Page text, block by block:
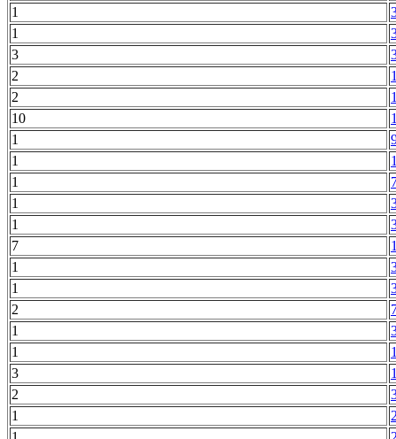
1
1
3
2
2
10
1
1
1
1
1
7
1
1
2
1
1
3
2
1